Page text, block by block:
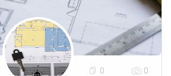
0 0